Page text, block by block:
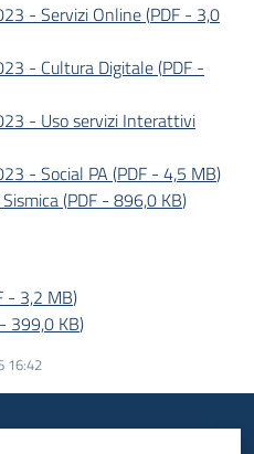
- Servizi Online(PDF - 3,0
- Cultura Digitale(PDF -
- Uso servizi Interattivi
- Social PA (PDF - 4,5 MB)
(PDF - 896,0 KB)
- 3,2 MB)
- 399,0 KB)
16:42